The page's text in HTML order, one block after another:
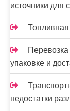
источники для
упаковке и
недостатки